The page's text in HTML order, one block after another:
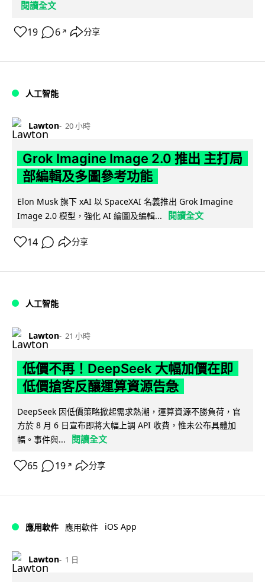
閱讀全文
19 6 ↗ 分享
人工智能
Lawton 20 小時
Grok Imagine Image 2.0 推出 主打局
部編輯及多圖參考功能
Elon Musk 旗下 xAI 以 SpaceXAI 名義推出 Grok Imagine
Image 2.0 模型，強化 AI 繪圖及編輯...
閱讀全文
14 分享
人工智能
Lawton 21 小時
低價不再！DeepSeek 大幅加價在即
低價搶客反釀運算資源告急
DeepSeek 因低價策略掀起需求熱潮，運算資源不勝負荷，官
方於 8 月 6 日宣布即將大幅上調 API 收費，惟未公布具體加
幅。事件與...
閱讀全文
65 19 ↗ 分享
應用軟件 應用軟件 iOS App
Lawton 1 日